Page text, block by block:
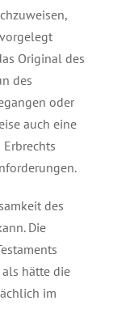
Original des
des
oder
auch eine
des
Die
als hätte die
im